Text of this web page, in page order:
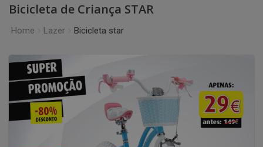
Bicicleta de Criança STAR
Home Lazer Bicicleta star